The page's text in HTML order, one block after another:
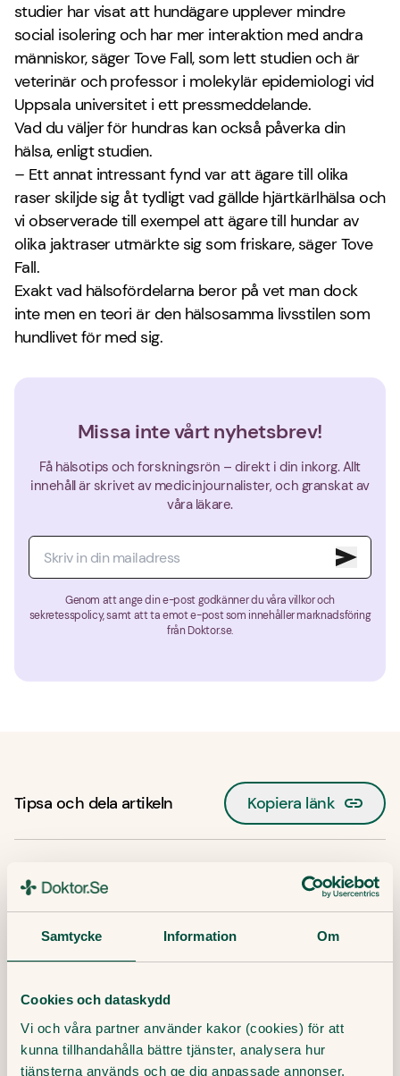
Samtycke Information Om
Cookies och dataskydd
Vi och våra partner använder kakor (cookies) för att
kunna tillhandahålla bättre tjänster, analysera hur
tjänsterna används och ge dig anpassade annonser.
studier har visat att hundägare upplever mindre
social isolering och har mer interaktion med andra
människor, säger Tove Fall, som lett studien och är
veterinär och professor i molekylär epidemiologi vid
Uppsala universitet i ett pressmeddelande.
Vad du väljer för hundras kan också påverka din
hälsa, enligt studien.
– Ett annat intressant fynd var att ägare till olika
raser skiljde sig åt tydligt vad gällde hjärtkärlhälsa och
vi observerade till exempel att ägare till hundar av
olika jaktraser utmärkte sig som friskare, säger Tove
Fall.
Exakt vad hälsofördelarna beror på vet man dock
inte men en teori är den hälsosamma livsstilen som
hundlivet för med sig.
Missa inte vårt nyhetsbrev!
Få hälsotips och forskningsrön – direkt i din inkorg. Allt
innehåll är skrivet av medicinjournalister, och granskat av
våra läkare.
Genom att ange din e-post godkänner du våra villkor och
sekretesspolicy, samt att ta emot e-post som innehåller marknadsföring
från Doktor.se.
Tipsa och dela artikeln Kopiera länk
2 December, 2019
Senaste artiklar
Här finner du våra artiklar där vi skriver om det
senaste inom sjukvård, hälsa och medicin.